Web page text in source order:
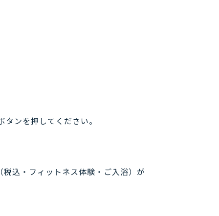
ンを押してください。
込・フィットネス体験・ご入浴）が